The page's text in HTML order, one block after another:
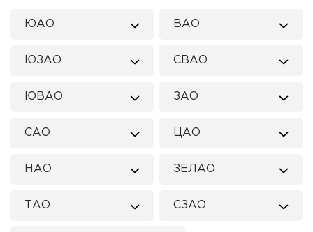
ЮАО ВАО
ЮЗАО СВАО
ЮВАО ЗАО
САО ЦАО
НАО ЗЕЛАО
ТАО СЗАО